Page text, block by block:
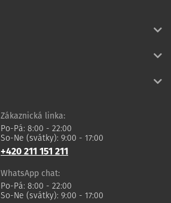
Zákaznická linka:
Po-Pá: 8:00 - 22:00
So-Ne (svátky): 9:00 - 17:00
+420 211 151 211
WhatsApp chat:
Po-Pá: 8:00 - 22:00
So-Ne (svátky): 9:00 - 17:00